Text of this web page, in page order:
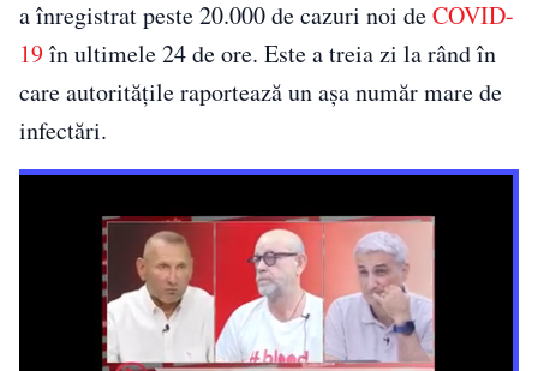
a înregistrat peste 20.000 de cazuri noi deCOVID-
19în ultimele 24 de ore. Este a treia zi la rând în
care autorităţile raportează un aşa număr mare de
infectări.